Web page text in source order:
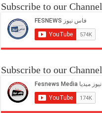
Subscribe to our Channel
Subscribe to our Channel